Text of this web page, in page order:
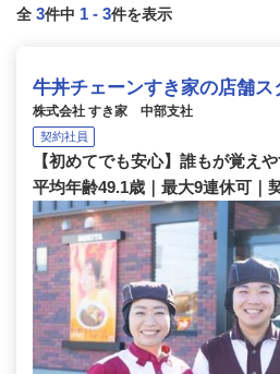
全 3件中 1 - 3件を表示
牛丼チェーンすき家の店舗ス
株式会社 すき家 中部支社
契約社員
【初めてでも安心】誰もが覚え
平均年齢49.1歳｜最大9連休可｜